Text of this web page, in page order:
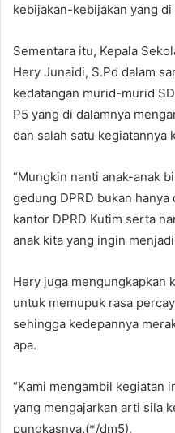
kebijakan-kebijakan yang
Sementara itu, Kepala
Hery Junaidi, S.Pd dalam
kedatangan murid-murid
P5 yang di dalamnya
dan salah satu kegiatannya
“Mungkin nanti anak-anak
gedung DPRD bukan
kantor DPRD Kutim serta
anak kita yang ingin
Hery juga mengungkapkan
untuk memupuk rasa
sehingga kedepannya
apa.
“Kami mengambil kegiatan
yang mengajarkan arti sila
pungkasnya.(*/dm5).